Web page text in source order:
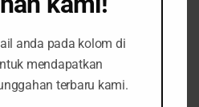
Siaran Pers
anda pada kolom di
mendapatkan
terbaru kami.